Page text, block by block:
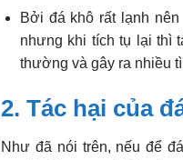
Bởi đá khô rất lạnh
nhưng khi tích tụ lại thì
thường và gây ra nhiều
2. Tác hại của
Như đã nói trên, nếu để